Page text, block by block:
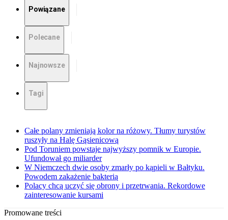
Powiązane
Polecane
Najnowsze
Tagi
Całe polany zmieniają kolor na różowy. Tłumy turystów
ruszyły na Halę Gąsienicową
Pod Toruniem powstaje najwyższy pomnik w Europie.
Ufundował go miliarder
W Niemczech dwie osoby zmarły po kąpieli w Bałtyku.
Powodem zakażenie bakterią
Polacy chcą uczyć się obrony i przetrwania. Rekordowe
zainteresowanie kursami
Promowane treści